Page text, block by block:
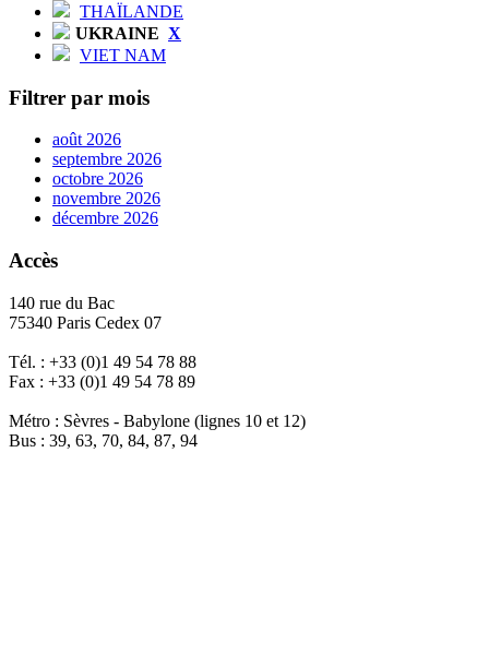
THAÏLANDE
UKRAINE X
VIET NAM
Filtrer par mois
août 2026
septembre 2026
octobre 2026
novembre 2026
décembre 2026
Accès
140 rue du Bac
75340 Paris Cedex 07
Tél. : +33 (0)1 49 54 78 88
Fax : +33 (0)1 49 54 78 89
Métro : Sèvres - Babylone (lignes 10 et 12)
Bus : 39, 63, 70, 84, 87, 94